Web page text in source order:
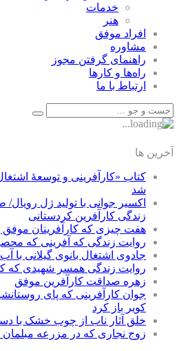
خدمات
هنر
افراد موفق
مشاوره
راهنمای گرفتن مجوز
راه‌ها و كارها
ارتباط با ما
آخرین ها
کتاب «کارآفرینی و توسعۀ
شد
اکسیر جوانی با تولید ژل
زندگی کارآفرین کردستانی
هفت چیزی که کارآفرینان موفق
روایت زندگی که آفرینی که
جادوی اشتغال بانوی گیلانی با
روایت زندگی همسر شهیدی که
زهره صداقت کارآفرین موفق
جوان کارآفرینی که پای
کویر باز کرد
خلق آثار ناب از چوب خشک با
زوج نجاری که در مزرعه مبلمان